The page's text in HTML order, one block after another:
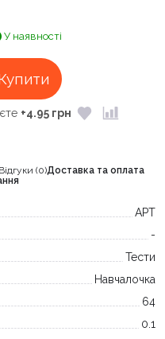
У наявності
+4.95 грн
Відгуки (0)Доставка та оплата
АРТ
-
Тести
Навчалочка
64
0.1